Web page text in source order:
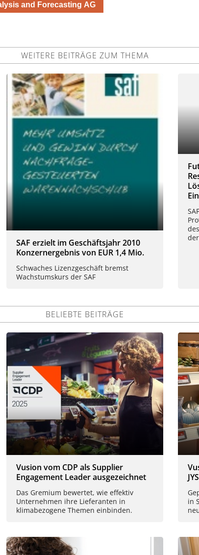
and Forecasting AG
WEITERE BEITRÄGE ZUM THEMA
SAF erzielt im Geschäftsjahr 2010
Konzernergebnis von EUR 1,4 Mio.
Schwaches Lizenzgeschäft bremst
Wachstumskurs der SAF
BELIEBTE BEITRÄGE
Vusion vom CDP als Supplier
Engagement Leader ausgezeichnet
Das Gremium bewertet, wie effektiv
Unternehmen ihre Lieferanten in
klimabezogene Themen einbinden.
in